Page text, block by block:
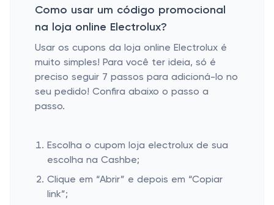
Como usar um código promocional
na loja online Electrolux?
Usar os cupons da loja online Electrolux é
muito simples! Para você ter ideia, só é
preciso seguir 7 passos para adicioná-lo no
seu pedido! Confira abaixo o passo a
passo.
Escolha o cupom loja electrolux de sua
escolha na Cashbe;
Clique em “Abrir” e depois em “Copiar
link”;